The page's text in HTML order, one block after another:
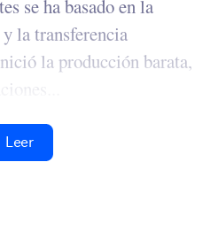
se ha basado en la
la transferencia
la producción barata,
Leer